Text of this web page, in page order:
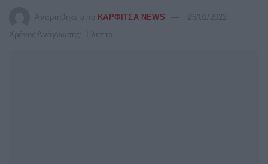
Αναρτήθηκε από ΚΑΡΦΙΤΣΑ NEWS
26/01/2022
Χρόνος Ανάγνωσης: 1 λεπτό